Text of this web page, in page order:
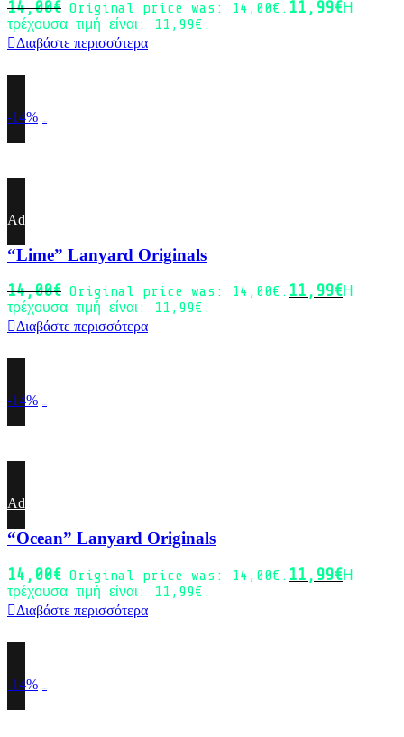
14,00€ Original price was: 14,00€. 11,99€Η
τρέχουσα τιμή είναι: 11,99€.
Διαβάστε περισσότερα
-14%
Add to wishlist
“Lime” Lanyard Originals
14,00€ Original price was: 14,00€. 11,99€Η
τρέχουσα τιμή είναι: 11,99€.
Διαβάστε περισσότερα
-14%
Add to wishlist
“Ocean” Lanyard Originals
14,00€ Original price was: 14,00€. 11,99€Η
τρέχουσα τιμή είναι: 11,99€.
Διαβάστε περισσότερα
-14%